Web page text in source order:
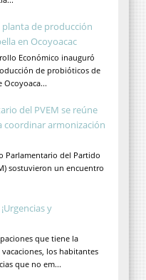
de producción
en Ocoyoacac
Económico inauguró
de probióticos de
Ocoyoaca...
del PVEM se reúne
coordinar armonización
Parlamentario del Partido
sostuvieron un encuentro
y
que tiene la
los habitantes
que no em...